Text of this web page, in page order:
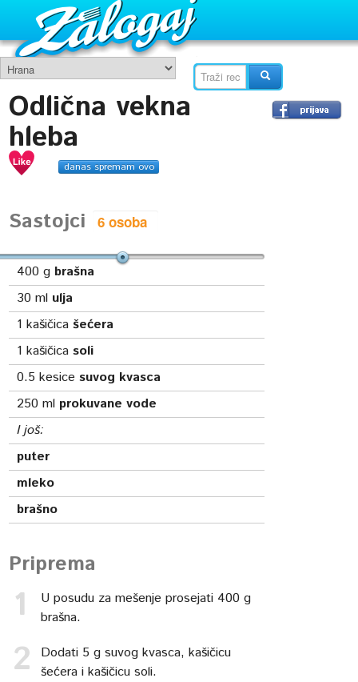
Odlična vekna
hleba
danas spremam ovo
Sastojci
400 g brašna
30 ml ulja
1 kašičicašećera
1 kašičicasoli
0.5 kesicesuvog kvasca
250 ml prokuvane vode
I još:
puter
mleko
brašno
Priprema
U posudu za mešenje prosejati 400 g
brašna.
Dodati 5 g suvog kvasca, kašičicu
šećera i kašičicu soli.